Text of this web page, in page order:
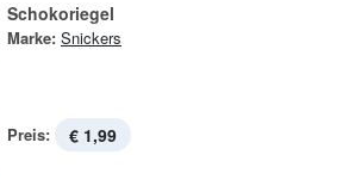
Schokoriegel
Marke: Snickers
Preis: € 1,99